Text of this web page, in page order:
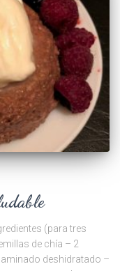
(para tres
de chía – 2
deshidratado –